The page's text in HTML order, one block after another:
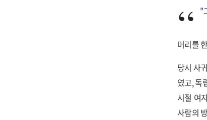
"
머리를
당시 사
였고, 독
시절 여
사람의